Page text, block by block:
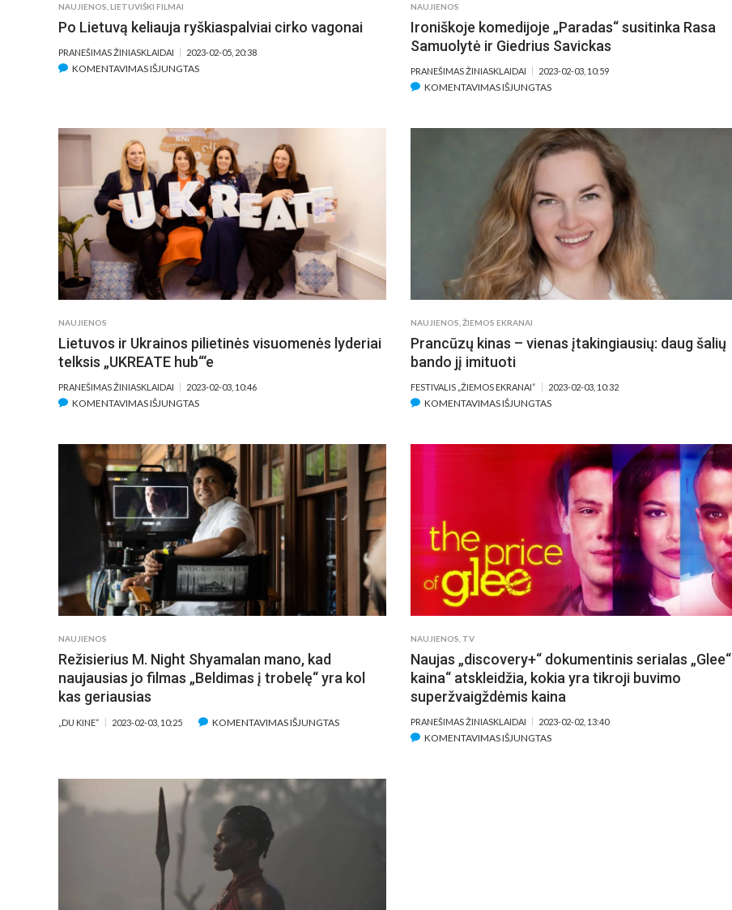
NAUJIENOS LIETUVIŠKI FILMAI
Po Lietuvą keliauja ryškiaspalviai cirko vagonai
PRANEŠIMAS ŽINIASKLAIDAI 2023-02-05, 20:38
KOMENTAVIMAS IŠJUNGTASĮRAŠE
RYŠKIASPALVIAI
CIRKO
VAGONAI
NAUJIENOS
Ironiškoje komedijoje „Paradas“ susitinka Rasa
Samuolytė ir Giedrius Savickas
PRANEŠIMAS ŽINIASKLAIDAI 2023-02-03, 10:59
KOMENTAVIMAS IŠJUNGTASĮRAŠE
„PARADAS“
SUSITINKA
SAMUOLYTĖ
IR
GIEDRIUS
SAVICKAS
NAUJIENOS
Lietuvos ir Ukrainos pilietinės visuomenės lyderiai
telksis „UKREATE hub“‘e
PRANEŠIMAS ŽINIASKLAIDAI 2023-02-03, 10:46
KOMENTAVIMAS IŠJUNGTASĮRAŠE
UKRAINOS
PILIETINĖS
VISUOMENĖS
LYDERIAI
TELKSIS
„UKREATE
HUB“‘E
NAUJIENOS ,ŽIEMOS EKRANAI
Prancūzų kinas – vienas įtakingiausių: daug šalių
bando jį imituoti
FESTIVALIS „ŽIEMOS EKRANAI“ 2023-02-03, 10:32
KOMENTAVIMAS IŠJUNGTASĮRAŠE
–
VIENAS
ĮTAKINGIAUSIŲ:
DAUG
ŠALIŲ
BANDO
JĮ
IMITUOTI
NAUJIENOS
Režisierius M. Night Shyamalan mano, kad
naujausias jo filmas „Beldimas į trobelę“ yra kol
kas geriausias
„DU KINE“ 2023-02-03, 10:25 KOMENTAVIMAS IŠJUNGTASĮRAŠE
SHYAMALAN
NAUJIENOS, TV
Naujas „discovery+“ dokumentinis serialas „Glee“
kaina“ atskleidžia, kokia yra tikroji buvimo
superžvaigždėmis kaina
PRANEŠIMAS ŽINIASKLAIDAI 2023-02-02, 13:40
KOMENTAVIMAS IŠJUNGTASĮRAŠE